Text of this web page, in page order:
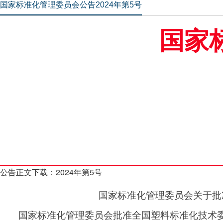
国家标准化管理委员会公告2024年第5号
国家
公告正文下载： 2024年第5号
国家标准化管理委员会关于
国家标准化管理委员会批准全国塑料标准化技